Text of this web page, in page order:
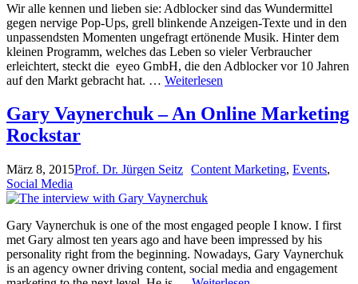
Wir alle kennen und lieben sie: Adblocker sind das Wundermittel
gegen nervige Pop-Ups, grell blinkende Anzeigen-Texte und in den
unpassendsten Momenten ungefragt ertönende Musik. Hinter dem
kleinen Programm, welches das Leben so vieler Verbraucher
erleichtert, steckt die eyeo GmbH, die den Adblocker vor 10 Jahren
auf den Markt gebracht hat. … Weiterlesen
Gary Vaynerchuk – An Online Marketing
Rockstar
März 8, 2015Prof. Dr. Jürgen Seitz Content Marketing, Events,
Social Media
Gary Vaynerchuk is one of the most engaged people I know. I first
met Gary almost ten years ago and have been impressed by his
personality right from the beginning. Nowadays, Gary Vaynerchuk
is an agency owner driving content, social media and engagement